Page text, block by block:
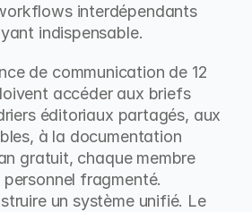
interdépendants
indispensable.
de communication de 12
accéder aux briefs
éditoriaux partagés, aux
à la documentation
gratuit, chaque membre
fragmenté.
un système unifié. Le